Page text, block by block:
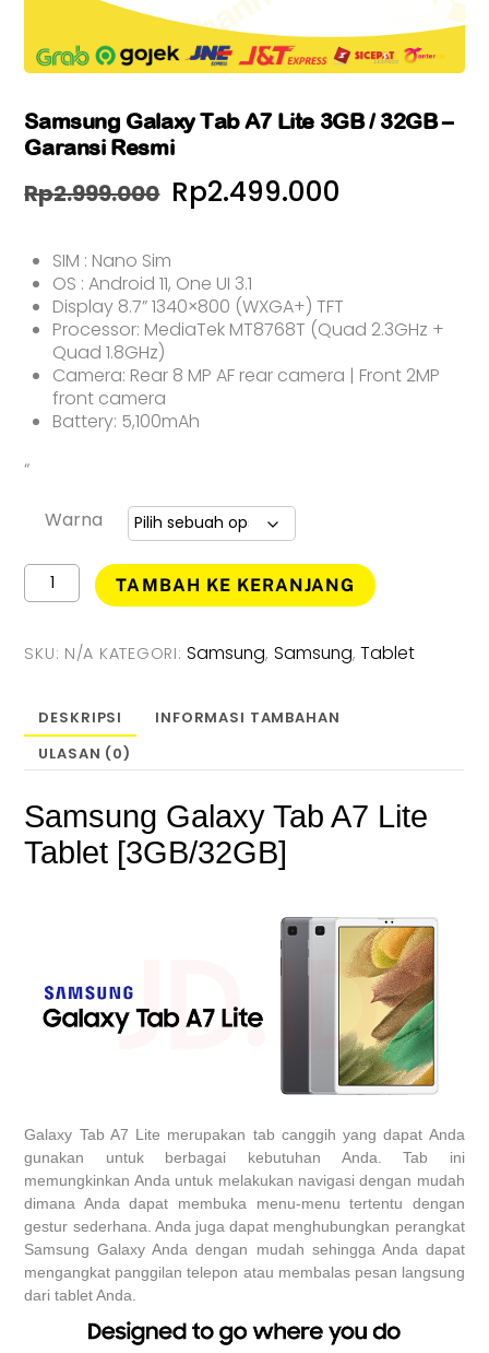
Samsung Galaxy Tab A7 Lite 3GB / 32GB –
Garansi Resmi
Rp2.999.000 Harga
adalah:
Rp2.999.000.
Rp2.499.000
adalah:
SIM : Nano Sim
OS : Android 11, One UI 3.1
Display 8.7” 1340×800 (WXGA+) TFT
Processor: MediaTek MT8768T (Quad 2.3GHz +
Quad 1.8GHz)
Camera: Rear 8 MP AF rear camera | Front 2MP
front camera
Battery: 5,100mAh
“
Warna
Kuantitas
Samsung
Tab
A7
3GB
/
32GB
Garansi
Resmi
TAMBAH KE KERANJANG
SKU: N/A KATEGORI:Samsung, Samsung,Tablet
DESKRIPSI
INFORMASI TAMBAHAN
ULASAN (0)
Samsung Galaxy Tab A7 Lite
Tablet [3GB/32GB]
Galaxy Tab A7 Lite merupakan tab canggih yang dapat Anda
gunakan untuk berbagai kebutuhan Anda. Tab ini
memungkinkan Anda untuk melakukan navigasi dengan mudah
dimana Anda dapat membuka menu-menu tertentu dengan
gestur sederhana. Anda juga dapat menghubungkan perangkat
Samsung Galaxy Anda dengan mudah sehingga Anda dapat
mengangkat panggilan telepon atau membalas pesan langsung
dari tablet Anda.